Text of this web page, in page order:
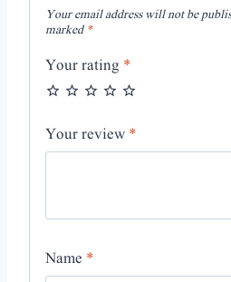
Your email address will not be
marked *
Your rating *
Your review *
Name *